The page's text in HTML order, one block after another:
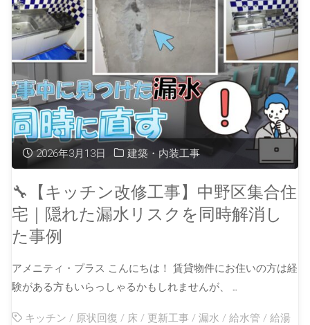
2026年3月13日 建築・内装工事
🔧【キッチン改修工事】中野区集合住
宅｜隠れた漏水リスクを同時解消し
た事例
アメニティ・プラス こんにちは！ 賃貸物件にお住いの方は経
験がある方もいらっしゃるかもしれませんが、 …
キッチン / 原状回復 / 床 / 更新工事 /漏水 /給水管 /給湯